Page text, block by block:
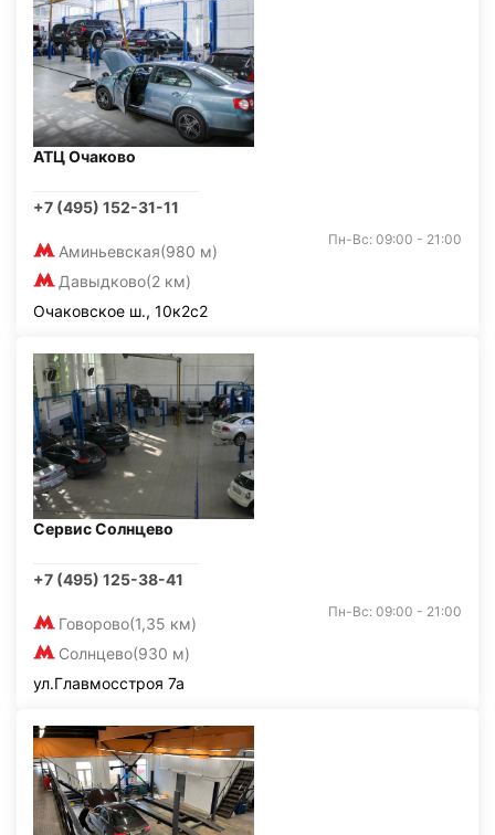
АТЦ Очаково
+7 (495) 152-31-11
Аминьевская(980 м)
Давыдково(2 км)
Пн-Вс: 09:00 - 21:00
Очаковское ш., 10к2с2
Сервис Солнцево
+7 (495) 125-38-41
Говорово(1,35 км)
Солнцево(930 м)
Пн-Вс: 09:00 - 21:00
ул.Главмосстроя 7а